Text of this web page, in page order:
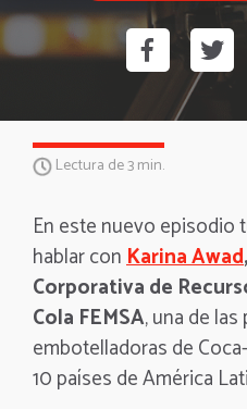
Lectura de 3 min.
En este nuevo episodio
hablar conKarina Awad
Corporativa de
Cola FEMSA, una de
embotelladoras de
10 países de América